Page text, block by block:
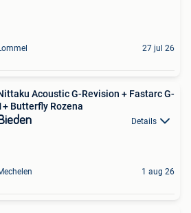
27 jul 26
Acoustic G-Revision + Fastarc G-
Butterfly Rozena
Details
1 aug 26